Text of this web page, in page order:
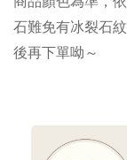
石難免有冰裂石
後再下單呦～